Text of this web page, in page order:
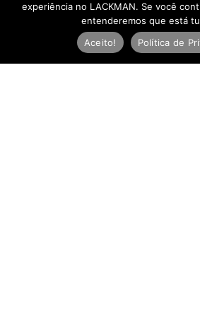
experiência no LACKMAN. Se você
entenderemos que está
Aceito!
Política de